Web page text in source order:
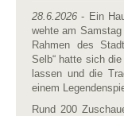
28.6.2026 - Ein
wehte am
Rahmen des
Selb“ hatte sich
lassen und die
einem
Rund 200